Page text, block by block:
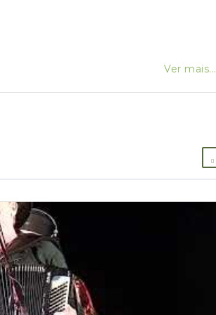
Ver mais...